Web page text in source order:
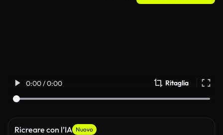
0:00 / 0:00 Ritaglia
Ricreare con l’IA Nuovo